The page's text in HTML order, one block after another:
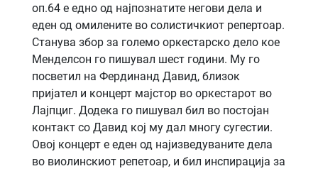
оп.64 е едно од најпознатите негови дела и
еден од омилените во солистичкиот репертоар.
Станува збор за големо оркестарско дело кое
Менделсон го пишувал шест години. Му го
посветил на Фердинанд Давид, близок
пријател и концерт мајстор во оркестарот во
Лајпциг. Додека го пишувал бил во постојан
контакт со Давид кој му дал многу сугестии.
Овој концерт е еден од најизведуваните дела
во виолинскиот репетоар, и бил инспирација за